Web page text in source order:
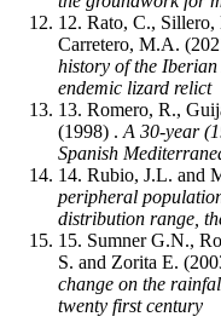
12. Rato, C., Sillero,
Carretero, M.A.
history of the
endemic lizard relict
13. Romero, R.,
(1998) . A 30-year
Spanish
14. Rubio, J.L. and
peripheral
distribution range,
15. Sumner G.N.,
S. and Zorita E.
change on the
twenty first century